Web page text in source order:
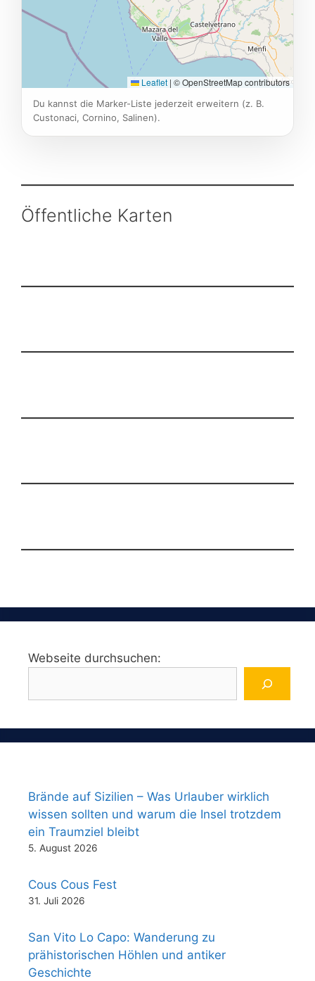
Leaflet | © OpenStreetMap contributors
Du kannst die Marker-Liste jederzeit erweitern (z. B.
Custonaci, Cornino, Salinen).
Öffentliche Karten
Webseite durchsuchen:
Brände auf Sizilien – Was Urlauber wirklich
wissen sollten und warum die Insel trotzdem
ein Traumziel bleibt
5. August 2026
Cous Cous Fest
31. Juli 2026
San Vito Lo Capo: Wanderung zu
prähistorischen Höhlen und antiker
Geschichte